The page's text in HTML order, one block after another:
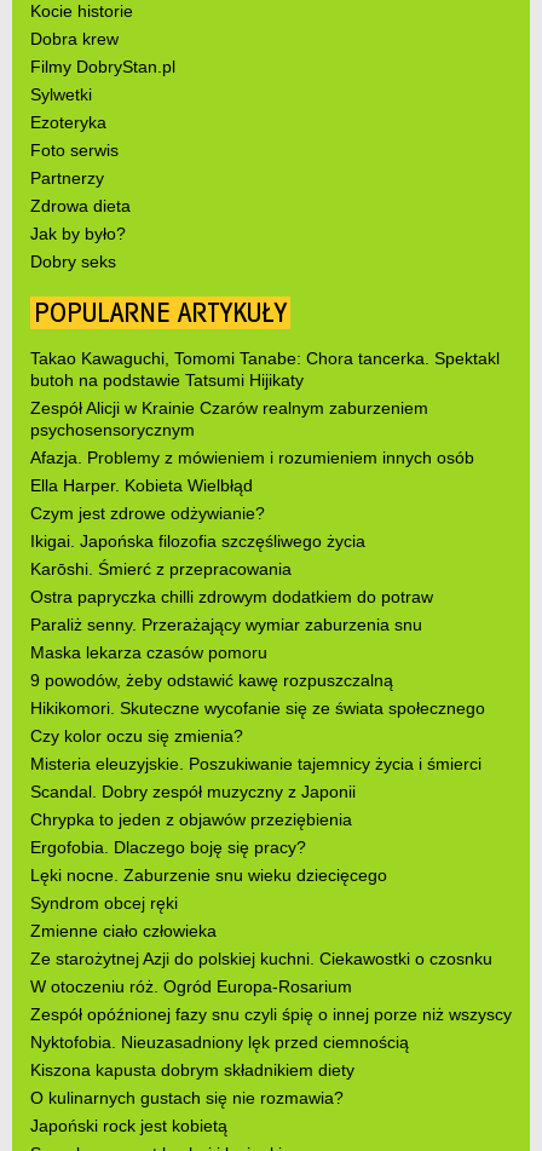
Kocie historie
Dobra krew
Filmy DobryStan.pl
Sylwetki
Ezoteryka
Foto serwis
Partnerzy
Zdrowa dieta
Jak by było?
Dobry seks
POPULARNE ARTYKUŁY
Takao Kawaguchi, Tomomi Tanabe: Chora tancerka. Spektakl
butoh na podstawie Tatsumi Hijikaty
Zespół Alicji w Krainie Czarów realnym zaburzeniem
psychosensorycznym
Afazja. Problemy z mówieniem i rozumieniem innych osób
Ella Harper. Kobieta Wielbłąd
Czym jest zdrowe odżywianie?
Ikigai. Japońska filozofia szczęśliwego życia
Karōshi. Śmierć z przepracowania
Ostra papryczka chilli zdrowym dodatkiem do potraw
Paraliż senny. Przerażający wymiar zaburzenia snu
Maska lekarza czasów pomoru
9 powodów, żeby odstawić kawę rozpuszczalną
Hikikomori. Skuteczne wycofanie się ze świata społecznego
Czy kolor oczu się zmienia?
Misteria eleuzyjskie. Poszukiwanie tajemnicy życia i śmierci
Scandal. Dobry zespół muzyczny z Japonii
Chrypka to jeden z objawów przeziębienia
Ergofobia. Dlaczego boję się pracy?
Lęki nocne. Zaburzenie snu wieku dziecięcego
Syndrom obcej ręki
Zmienne ciało człowieka
Ze starożytnej Azji do polskiej kuchni. Ciekawostki o czosnku
W otoczeniu róż. Ogród Europa-Rosarium
Zespół opóźnionej fazy snu czyli śpię o innej porze niż wszyscy
Nyktofobia. Nieuzasadniony lęk przed ciemnością
Kiszona kapusta dobrym składnikiem diety
O kulinarnych gustach się nie rozmawia?
Japoński rock jest kobietą